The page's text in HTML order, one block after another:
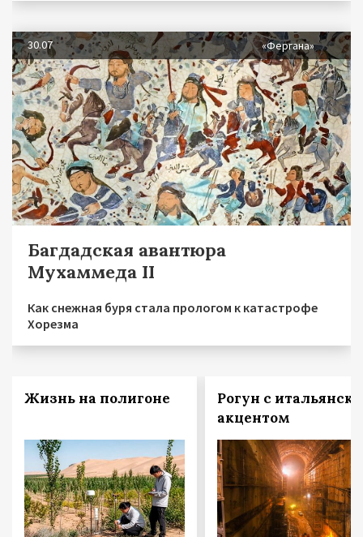
30.07 «Фергана»
Багдадская авантюра
Мухаммеда II
Как снежная буря стала прологом к катастрофе
Хорезма
Жизнь на полигоне
Рогун с
акцентом